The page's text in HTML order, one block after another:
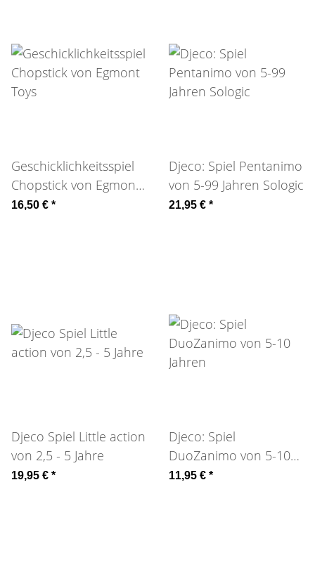
Geschicklichkeitsspiel
Chopstick von Egmont
Toys
16,50 € *
Djeco: Spiel Pentanimo
von 5-99 Jahren Sologic
21,95 € *
Djeco Spiel Little action
von 2,5 - 5 Jahre
19,95 € *
Djeco: Spiel
DuoZanimo von 5-10
Jahren
11,95 € *